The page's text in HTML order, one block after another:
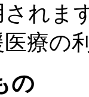
れま
療の
の